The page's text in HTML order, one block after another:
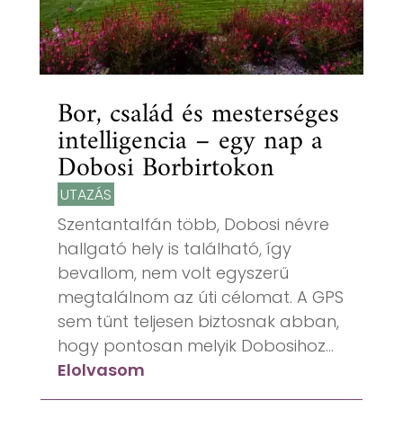
Bor, család és mesterséges
intelligencia – egy nap a
Dobosi Borbirtokon
UTAZÁS
Szentantalfán több, Dobosi névre
hallgató hely is található, így
bevallom, nem volt egyszerű
megtalálnom az úti célomat. A GPS
sem tűnt teljesen biztosnak abban,
hogy pontosan melyik Dobosihoz...
Elolvasom